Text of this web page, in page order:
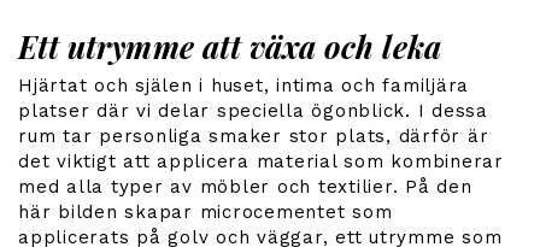
Ett utrymme att växa och leka
Hjärtat och själen i huset, intima och familjära
platser där vi delar speciella ögonblick. I dessa
rum tar personliga smaker stor plats, därför är
det viktigt att applicera material som kombinerar
med alla typer av möbler och textilier. På den
här bilden skapar microcementet som
applicerats på golv och väggar, ett utrymme som